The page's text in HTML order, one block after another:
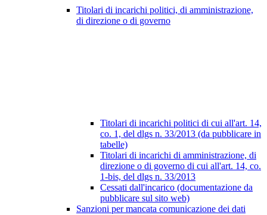
Titolari di incarichi politici, di amministrazione,
di direzione o di governo
Titolari di incarichi politici di cui all'art. 14,
co. 1, del dlgs n. 33/2013 (da pubblicare in
tabelle)
Titolari di incarichi di amministrazione, di
direzione o di governo di cui all'art. 14, co.
1-bis, del dlgs n. 33/2013
Cessati dall'incarico (documentazione da
pubblicare sul sito web)
Sanzioni per mancata comunicazione dei dati